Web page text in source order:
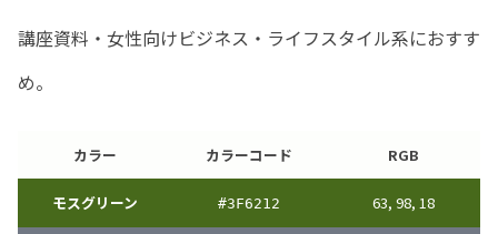
講座資料・女性向けビジネス・ライフスタイル系におすす
め。
カラー カラーコード RGB
モスグリーン #3F6212 63, 98, 18